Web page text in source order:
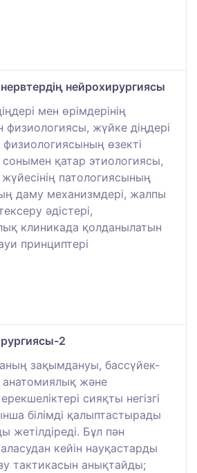
нейрохирургиясы
мен өрімдерінің
жүйке діңдері
физиологиясының өзекті
қатар этиологиясы,
патологиясының
даму механизмдері, жалпы
әдістері,
клиникада қолданылатын
принциптері
2
зақымдануы, бассүйек-
анатомиялық және
сияқты негізгі
білімді қалыптастырады
жетілдіреді. Бұл пән
кейін науқастарды
тактикасын анықтайды;